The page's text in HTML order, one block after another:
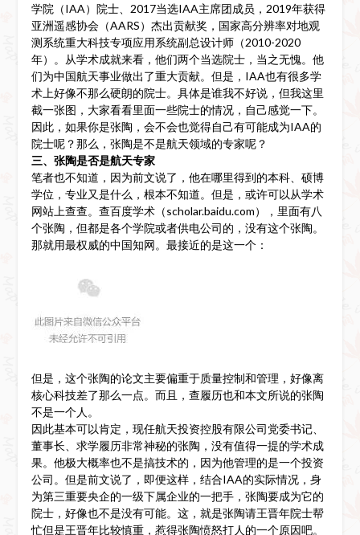
学院（IAA）院士、2017当选IAA主席团成员，2019年获得
亚洲遥感协会（AARS）杰出贡献奖，国家高分辨率对地观
测系统重大科技专项应用系统副总设计师（2010-2020
年）。从学术成就来看，他们两个当选院士，当之无愧。他
们为中国航天事业做出了重大贡献。但是，IAA也有很多学
术上好像不那么硬朗的院士。具体是谁我不好说，但我这里
截一张图，大家看看里面一些院士的情况，自己感觉一下。
因此，如果你是张陶，会不会也觉得自己有可能成为IAA的
院士呢？那么，张陶是不是航天领域的专家呢？
三、张陶是否是航天专家
笔者也不知道，因为前文说了，他在哪里得到的本科、硕博
学位，专业又是什么，根本不知道。但是，或许可以从学术
网站上查查。查百度学术（scholar.baidu.com），里面有八
个张陶，但都是各个学院或者供电公司的，没有这个张陶。
那就用最权威的中国知网。最接近的是这一个：
但是，这个张陶的论文主要偏重于质量控制和管理，好像离
核心科技差了那么一点。而且，查履历也和本文所说的张陶
不是一个人。
因此基本可以肯定，现任航天投资控股有限公司党委书记、
董事长、求学履历非常神秘的张陶，没有值得一提的学术成
果。他极大概率也不是搞技术的，因为他管理的是一个投资
公司。但是前文说了，即便这样，结合IAA的实际情况，身
为第三重要央企的一级下属企业的一把手，张陶要成为它的
院士，好像也不是没有可能。这，就是张陶请王晋年院士帮
忙但是王晋年比较慎重，惹得张陶愤怒打人的一个原因吧。